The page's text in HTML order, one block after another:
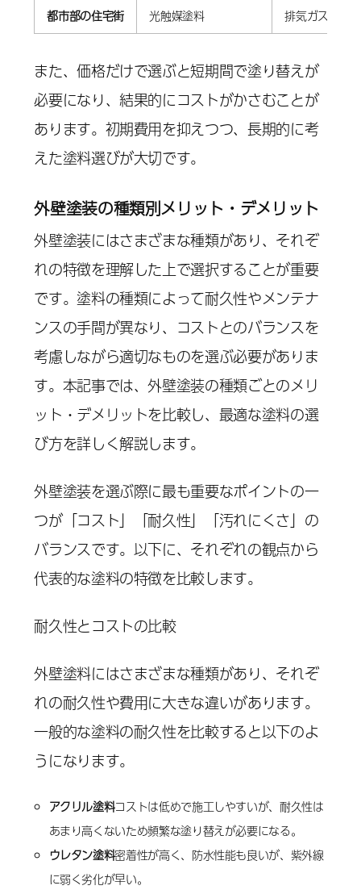
都市部の住宅街 光触媒塗料 排気ガスや汚
また、価格だけで選ぶと短期間で塗り替えが
必要になり、結果的にコストがかさむことが
あります。初期費用を抑えつつ、長期的に考
えた塗料選びが大切です。
外壁塗装の種類別メリット・デメリット
外壁塗装にはさまざまな種類があり、それぞ
れの特徴を理解した上で選択することが重要
です。塗料の種類によって耐久性やメンテナ
ンスの手間が異なり、コストとのバランスを
考慮しながら適切なものを選ぶ必要がありま
す。本記事では、外壁塗装の種類ごとのメリ
ット・デメリットを比較し、最適な塗料の選
び方を詳しく解説します。
外壁塗装を選ぶ際に最も重要なポイントの一
つが「コスト」「耐久性」「汚れにくさ」の
バランスです。以下に、それぞれの観点から
代表的な塗料の特徴を比較します。
耐久性とコストの比較
外壁塗料にはさまざまな種類があり、それぞ
れの耐久性や費用に大きな違いがあります。
一般的な塗料の耐久性を比較すると以下のよ
うになります。
アクリル塗料コストは低めで施工しやすいが、耐久性は
あまり高くないため頻繁な塗り替えが必要になる。
ウレタン塗料密着性が高く、防水性能も良いが、紫外線
に弱く劣化が早い。